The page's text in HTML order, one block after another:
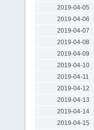
2019-04-05
2019-04-06
2019-04-07
2019-04-08
2019-04-09
2019-04-10
2019-04-11
2019-04-12
2019-04-13
2019-04-14
2019-04-15